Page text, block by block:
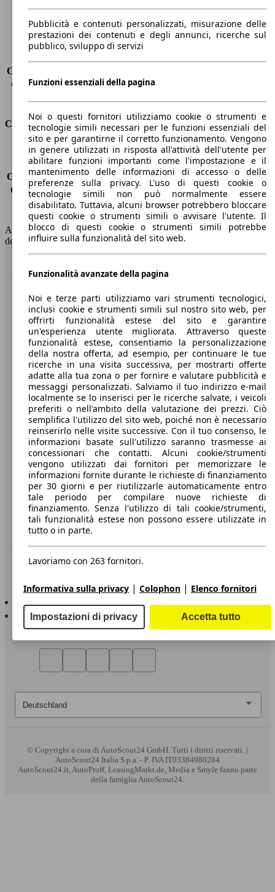
Porte
5
Sedili
5
Capacità di traino (senza freni)
Capacità di traino (con freni)
1400 kg
Consumi
Emissioni di CO2*
-
Consumo (urbano)
-
Consumo (extra-urbano) -
Consumo (combinato)*
Classe di emissione
nessuna connessione (0033)
Capacità del serbatoio
47 l
AutoScout24 non si assume alcuna responsabilità per la correttezza
dei dati.
Benvenuti su AutoScout24, il mercato auto europeo.
Società
A proposito di AutoScout24
Stampa
Media
Condizioni generali
Informazioni
Privacy
Dichiarazione di Accessibilità
Servizi
Area rivenditori
Sempre con te
AutoScout24 per Android
© Copyright a cura di AutoScout24 GmbH. Tutti i diritti riservati. |
AutoScout24 Italia S.p.a. - P. IVA IT03384980284
AutoScout24.it, AutoProff, LeasingMarkt.de, Media e Smyle fanno parte
della famiglia AutoScout24.
Pubblicità e contenuti personalizzati, misurazione delle
prestazioni dei contenuti e degli annunci, ricerche sul
pubblico, sviluppo di servizi
Funzioni essenziali della pagina
Noi o questi fornitori utilizziamo cookie o strumenti e
tecnologie simili necessari per le funzioni essenziali del
sito e per garantirne il corretto funzionamento. Vengono
in genere utilizzati in risposta all'attività dell'utente per
abilitare funzioni importanti come l'impostazione e il
mantenimento delle informazioni di accesso o delle
preferenze sulla privacy. L'uso di questi cookie o
tecnologie simili non può normalmente essere
disabilitato. Tuttavia, alcuni browser potrebbero bloccare
questi cookie o strumenti simili o avvisare l'utente. Il
blocco di questi cookie o strumenti simili potrebbe
influire sulla funzionalità del sito web.
Funzionalità avanzate della pagina
Noi e terze parti utilizziamo vari strumenti tecnologici,
inclusi cookie e strumenti simili sul nostro sito web, per
offrirti funzionalità estese del sito e garantire
un'esperienza utente migliorata. Attraverso queste
funzionalità estese, consentiamo la personalizzazione
della nostra offerta, ad esempio, per continuare le tue
ricerche in una visita successiva, per mostrarti offerte
adatte alla tua zona o per fornire e valutare pubblicità e
messaggi personalizzati. Salviamo il tuo indirizzo e-mail
localmente se lo inserisci per le ricerche salvate, i veicoli
preferiti o nell'ambito della valutazione dei prezzi. Ciò
semplifica l'utilizzo del sito web, poiché non è necessario
reinserirlo nelle visite successive. Con il tuo consenso, le
informazioni basate sull'utilizzo saranno trasmesse ai
concessionari che contatti. Alcuni cookie/strumenti
vengono utilizzati dai fornitori per memorizzare le
informazioni fornite durante le richieste di finanziamento
per 30 giorni e per riutilizzarle automaticamente entro
tale periodo per compilare nuove richieste di
finanziamento. Senza l'utilizzo di tali cookie/strumenti,
tali funzionalità estese non possono essere utilizzate in
tutto o in parte.
Lavoriamo con 263 fornitori.
Informativa sulla privacy | Colophon | Elenco fornitori
Impostazioni di privacy Accetta tutto